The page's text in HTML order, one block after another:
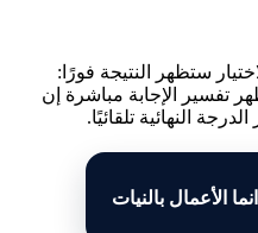
ستظهر النتيجة فورًا:
تفسير الإجابة مباشرة إن
النهائية تلقائيًا.
الأعمال بالنيات